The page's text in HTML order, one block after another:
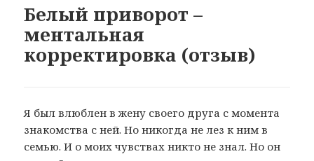
Белый приворот –
ментальная
корректировка (отзыв)
Я был влюблен в жену своего друга с момента
знакомства с ней. Но никогда не лез к ним в
семью. И о моих чувствах никто не знал. Но он